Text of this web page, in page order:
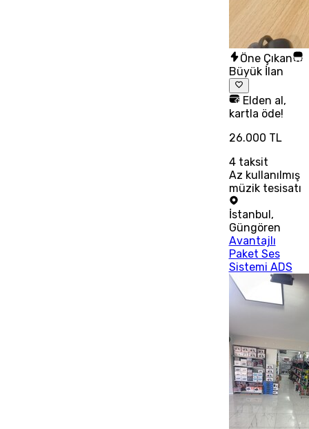
Öne Çıkan
Büyük İlan
Elden al,
kartla öde!
26.000 TL
4taksit
Az kullanılmış
müzik tesisatı
İstanbul ,
Güngören
Avantajlı
Paket Ses
Sistemi ADS